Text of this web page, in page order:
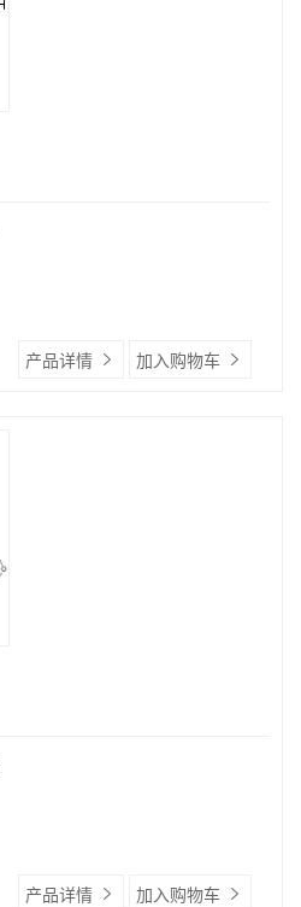
产品详情 加入购物车
产品详情 加入购物车